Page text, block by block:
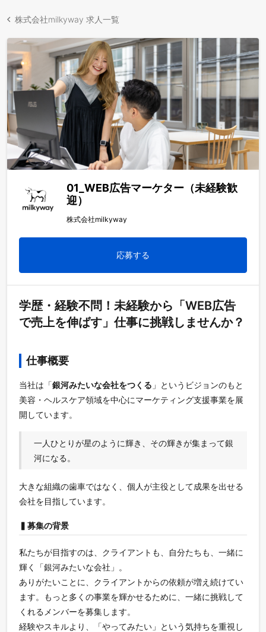
株式会社milkyway 求人一覧
01_WEB広告マーケター（未経験歓
迎）
株式会社milkyway
応募する
学歴・経験不問！未経験から「WEB広告
で売上を伸ばす」仕事に挑戦しませんか？
仕事概要
当社は「銀河みたいな会社をつくる 」というビジョンのもと
美容・ヘルスケア領域を中心にマーケティング支援事業を展
開しています。
一人ひとりが星のように輝き、その輝きが集まって銀
河になる。
大きな組織の歯車ではなく、個人が主役として成果を出せる
会社を目指しています。
▍募集の背景
私たちが目指すのは、クライアントも、自分たちも、一緒に
輝く「銀河みたいな会社」。
ありがたいことに、クライアントからの依頼が増え続けてい
ます。もっと多くの事業を輝かせるために、一緒に挑戦して
くれるメンバーを募集します。
経験やスキルより、「やってみたい」という気持ちを重視し